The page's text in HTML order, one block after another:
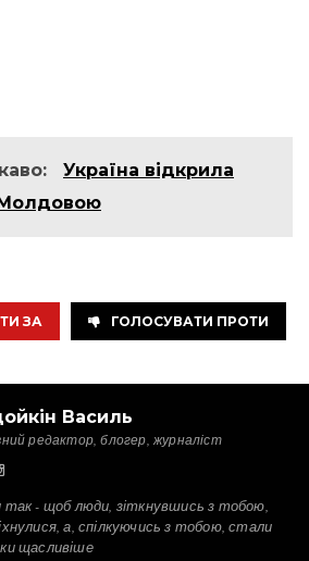
Україна відкрила
ЗА ГОЛОСУВАТИ ПРОТИ
Василь
редактор, блогер, журналіст
- щоб люди, зіткнувшись з тобою,
а, спілкуючись з тобою, стали
щасливіше